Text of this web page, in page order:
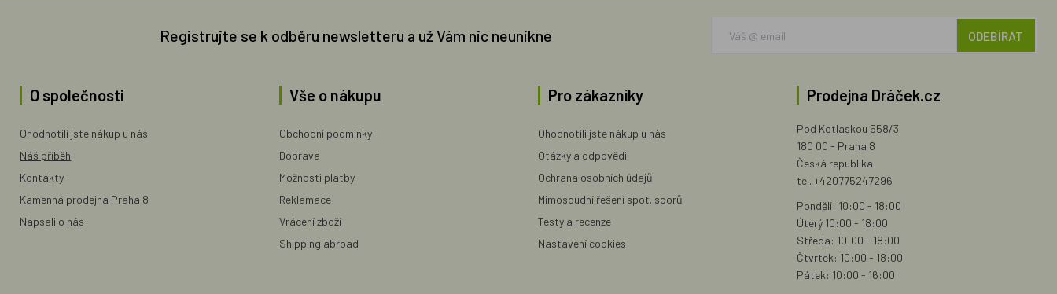
Registrujte se k odběru newsletteru a už Vám nic neunikne ODEBÍRAT
O společnosti
Ohodnotili jste nákup u nás
Náš příběh
Kontakty
Kamenná prodejna Praha 8
Napsali o nás
Vše o nákupu
Obchodní podmínky
Doprava
Možnosti platby
Reklamace
Vrácení zboží
Shipping abroad
Pro zákazníky
Ohodnotili jste nákup u nás
Otázky a odpovědi
Ochrana osobních údajů
Mimosoudní řešení spot. sporů
Testy a recenze
Nastavení cookies
Prodejna Dráček.cz
Pod Kotlaskou 558/3
180 00 - Praha 8
Česká republika
tel. +420775247296
Pondělí: 10:00 - 18:00
Úterý 10:00 - 18:00
Středa: 10:00 - 18:00
Čtvrtek: 10:00 - 18:00
Pátek: 10:00 - 16:00